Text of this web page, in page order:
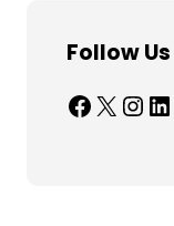
Follow Us
Facebook X InstagramLinkedIn